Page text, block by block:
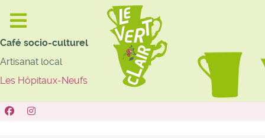
Café socio-culturel
Artisanat local
Les Hôpitaux-Neufs